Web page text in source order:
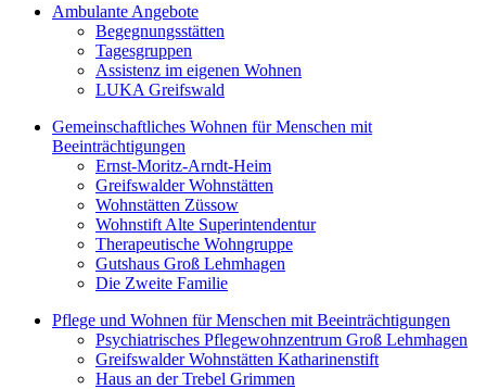
Ambulante Angebote
Begegnungsstätten
Tagesgruppen
Assistenz im eigenen Wohnen
LUKA Greifswald
Gemeinschaftliches Wohnen für Menschen mit
Beeinträchtigungen
Ernst-Moritz-Arndt-Heim
Greifswalder Wohnstätten
Wohnstätten Züssow
Wohnstift Alte Superintendentur
Therapeutische Wohngruppe
Gutshaus Groß Lehmhagen
Die Zweite Familie
Pflege und Wohnen für Menschen mit Beeinträchtigungen
Psychiatrisches Pflegewohnzentrum Groß Lehmhagen
Greifswalder Wohnstätten Katharinenstift
Haus an der Trebel Grimmen